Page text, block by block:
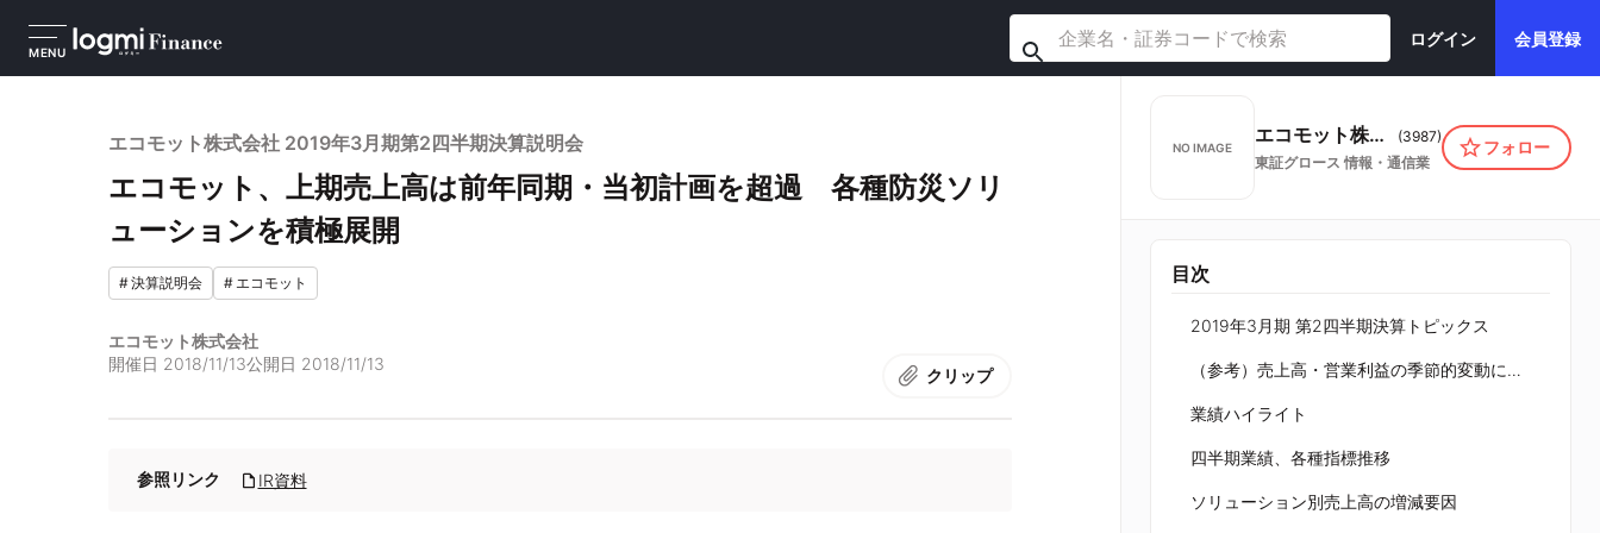
MENU
ログイン 会員登録
エコモット株式会社 2019年3月期第2四半期決算説明会
エコモット、上期売上高は前年同期・当初計画を超過 各種防災ソリ
ューションを積極展開
#決算説明会 # エコモット
エコモット株式会社
開催日 2018/11/13公開日 2018/11/13
クリップ
参照リンク IR資料
NO IMAGE
エコモット株式会社 (3987)
東証グロース 情報・通信業
フォロー
目次
2019年3月期 第2四半期決算トピックス
（参考）売上高・営業利益の季節的変動について
業績ハイライト
四半期業績、各種指標推移
ソリューション別売上高の増減要因